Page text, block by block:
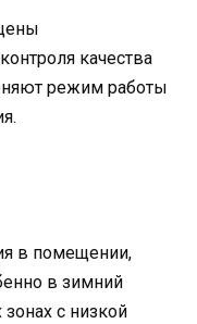
качества
режим работы
в помещении,
в зимний
с низкой